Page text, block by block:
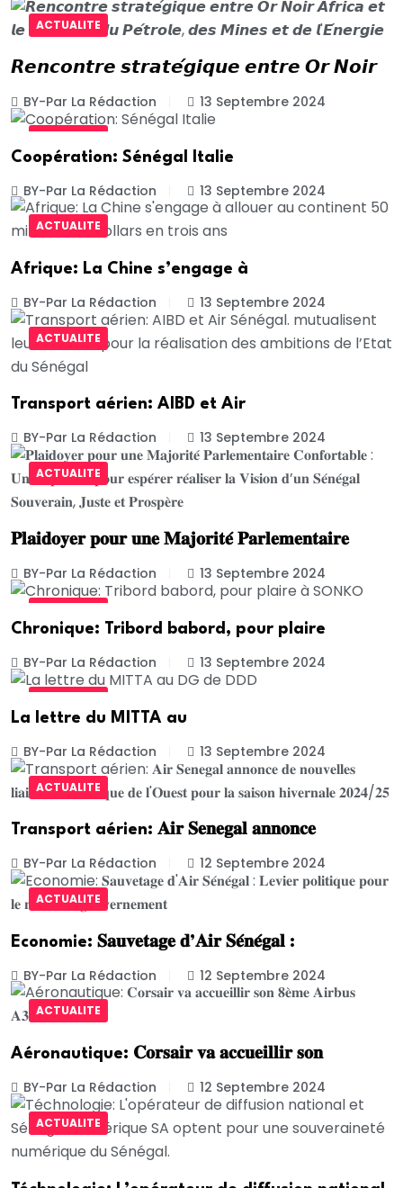
ACTUALITE
𝙍𝙚𝙣𝙘𝙤𝙣𝙩𝙧𝙚 𝙨𝙩𝙧𝙖𝙩𝙚́𝙜𝙞𝙦𝙪𝙚 𝙚𝙣𝙩𝙧𝙚 𝙊𝙧 𝙉𝙤𝙞𝙧
BY-Par La Rédaction 13 Septembre 2024
ACTUALITE
Coopération: Sénégal Italie
BY-Par La Rédaction 13 Septembre 2024
ACTUALITE
Afrique: La Chine s’engage à
BY-Par La Rédaction 13 Septembre 2024
ACTUALITE
Transport aérien: AIBD et Air
BY-Par La Rédaction 13 Septembre 2024
ACTUALITE
𝐏𝐥𝐚𝐢𝐝𝐨𝐲𝐞𝐫 𝐩𝐨𝐮𝐫 𝐮𝐧𝐞 𝐌𝐚𝐣𝐨𝐫𝐢𝐭𝐞́ 𝐏𝐚𝐫𝐥𝐞𝐦𝐞𝐧𝐭𝐚𝐢𝐫𝐞
BY-Par La Rédaction 13 Septembre 2024
Chronique: Tribord babord, pour plaire
BY-Par La Rédaction 13 Septembre 2024
La lettre du MITTA au
BY-Par La Rédaction 13 Septembre 2024
ACTUALITE
Transport aérien: 𝐀𝐢𝐫 𝐒𝐞𝐧𝐞𝐠𝐚𝐥 𝐚𝐧𝐧𝐨𝐧𝐜𝐞
BY-Par La Rédaction 12 Septembre 2024
ACTUALITE
Economie: 𝐒𝐚𝐮𝐯𝐞𝐭𝐚𝐠𝐞 𝐝’𝐀𝐢𝐫 𝐒𝐞́𝐧𝐞́𝐠𝐚𝐥 :
BY-Par La Rédaction 12 Septembre 2024
ACTUALITE
Aéronautique: 𝐂𝐨𝐫𝐬𝐚𝐢𝐫 𝐯𝐚 𝐚𝐜𝐜𝐮𝐞𝐢𝐥𝐥𝐢𝐫 𝐬𝐨𝐧
BY-Par La Rédaction 12 Septembre 2024
ACTUALITE